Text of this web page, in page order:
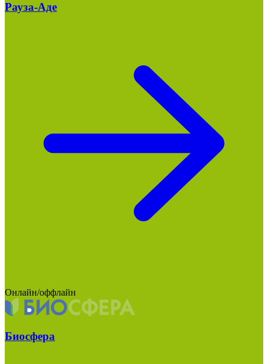
Рауза-Аде
Онлайн/оффлайн
Биосфера